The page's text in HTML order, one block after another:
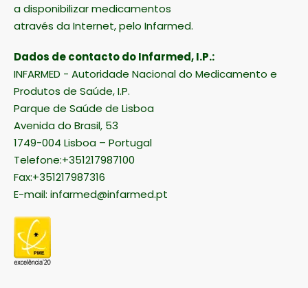
a disponibilizar medicamentos
através da Internet, pelo Infarmed.
Dados de contacto do Infarmed, I.P.:
INFARMED - Autoridade Nacional do Medicamento e
Produtos de Saúde, I.P.
Parque de Saúde de Lisboa
Avenida do Brasil, 53
1749-004 Lisboa – Portugal
Telefone:+351217987100
Fax:+351217987316
E-mail: infarmed@infarmed.pt